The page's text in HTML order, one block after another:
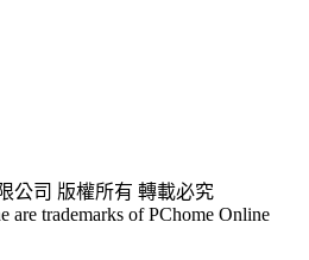
公司 版權所有 轉載必究
are trademarks of PChome Online